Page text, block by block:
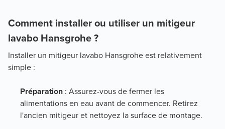
Comment installer ou utiliser un mitigeur
lavabo Hansgrohe ?
Installer un mitigeur lavabo Hansgrohe est relativement
simple :
Préparation : Assurez-vous de fermer les
alimentations en eau avant de commencer. Retirez
l'ancien mitigeur et nettoyez la surface de montage.